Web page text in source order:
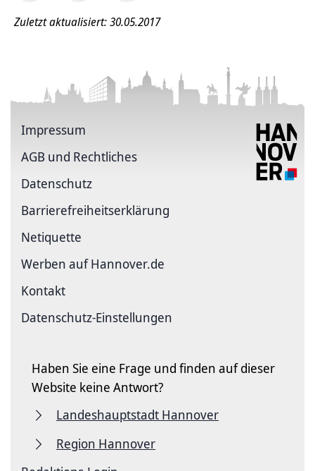
Zuletzt aktualisiert: 30.05.2017
Impressum
AGB und Rechtliches
Datenschutz
Barriere­freiheits­erklärung
Netiquette
Werben auf Hannover.de
Kontakt
Datenschutz-Einstellungen
Haben Sie eine Frage und finden auf dieser
Website keine Antwort?
Landeshauptstadt Hannover
Region Hannover